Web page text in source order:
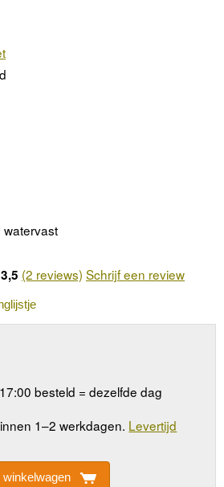
watervast
3,5 (2 reviews) Schrijf een review
besteld = dezelfde dag
1–2 werkdagen. Levertijd
winkelwagen